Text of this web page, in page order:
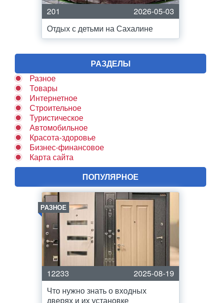
201
2026-05-03
Отдых с детьми на Сахалине
РАЗДЕЛЫ
Разное
Товары
Интернетное
Строительное
Туристическое
Автомобильное
Красота-здоровье
Бизнес-финансовое
Карта сайта
ПОПУЛЯРНОЕ
РАЗНОЕ
12233
2025-08-19
Что нужно знать о входных
дверях и их установке